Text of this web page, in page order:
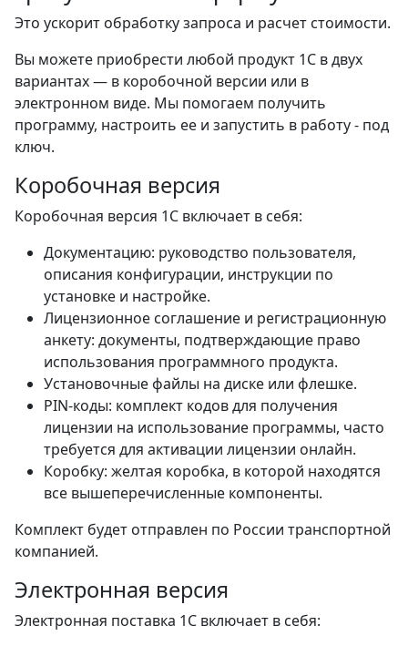
Это ускорит обработку запроса и расчет стоимости.
Вы можете приобрести любой продукт 1С в двух
вариантах — в коробочной версии или в
электронном виде. Мы помогаем получить
программу, настроить ее и запустить в работу - под
ключ.
Коробочная версия
Коробочная версия 1С включает в себя:
Документацию: руководство пользователя,
описания конфигурации, инструкции по
установке и настройке.
Лицензионное соглашение и регистрационную
анкету: документы, подтверждающие право
использования программного продукта.
Установочные файлы на диске или флешке.
PIN-коды: комплект кодов для получения
лицензии на использование программы, часто
требуется для активации лицензии онлайн.
Коробку: желтая коробка, в которой находятся
все вышеперечисленные компоненты.
Комплект будет отправлен по России транспортной
компанией.
Электронная версия
Электронная поставка 1С включает в себя: